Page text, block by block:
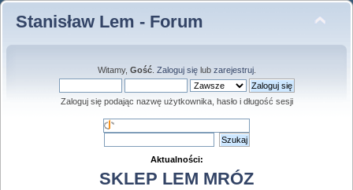
Stanisław Lem - Forum
Witamy, Gość. Zaloguj sięlub zarejestruj.
Zaloguj się podając nazwę użytkownika, hasło i długość sesji
Aktualności:
SKLEP LEM MRÓZ